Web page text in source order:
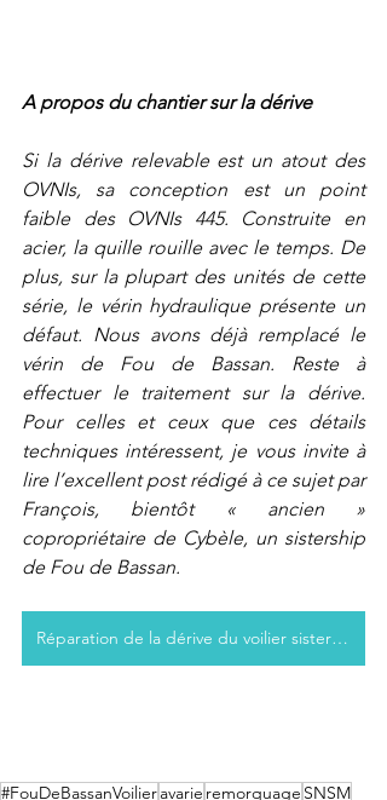
A propos du chantier sur la dérive
Si la dérive relevable est un atout des
OVNIs, sa conception est un point
faible des OVNIs 445. Construite en
acier, la quille rouille avec le temps. De
plus, sur la plupart des unités de cette
série, le vérin hydraulique présente un
défaut. Nous avons déjà remplacé le
vérin de Fou de Bassan. Reste à
effectuer le traitement sur la dérive.
Pour celles et ceux que ces détails
techniques intéressent, je vous invite à
lire l’excellent post rédigé à ce sujet par
François, bientôt « ancien »
copropriétaire de Cybèle, un sistership
de Fou de Bassan.
Réparation de la dérive du voilier sistership Cybèle
#FouDeBassanVoilieravarie remorquage SNSM